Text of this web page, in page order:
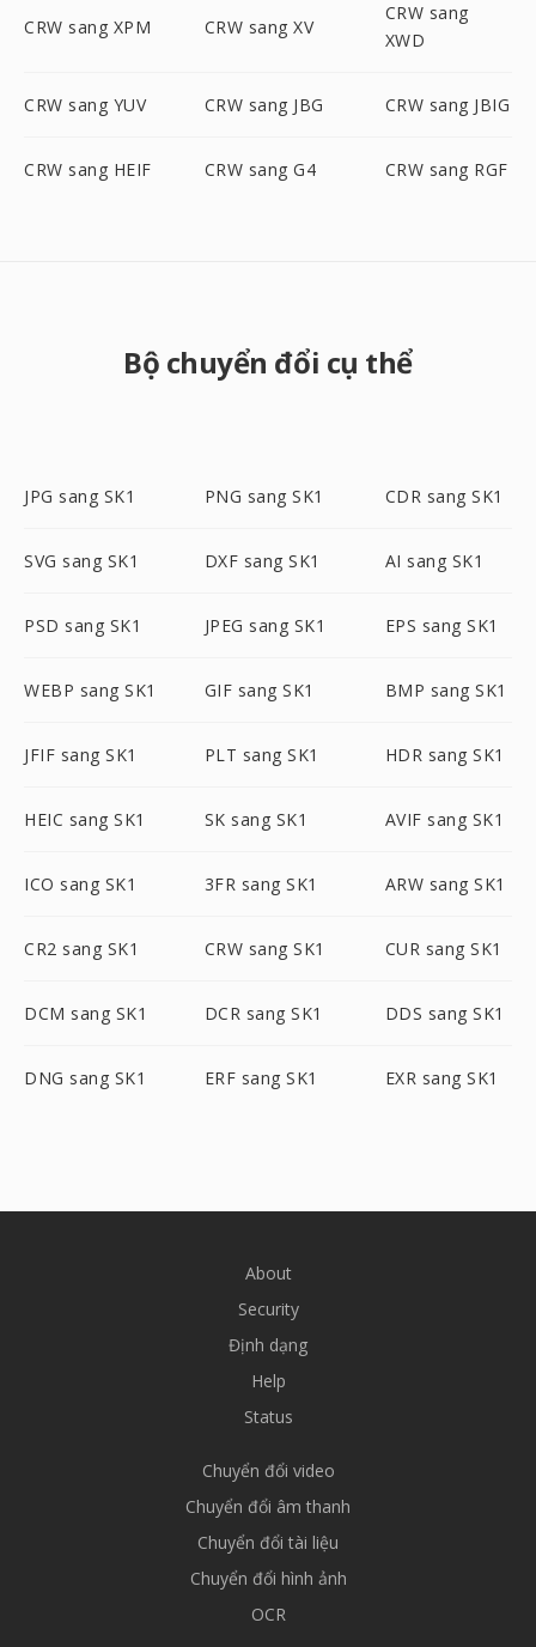
CRW sang XPM CRW sang XV
CRW sang
XWD
CRW sang YUV CRW sang JBG CRW sang JBIG
CRW sang HEIF CRW sang G4 CRW sang RGF
Bộ chuyển đổi cụ thể
JPG sang SK1 PNG sang SK1 CDR sang SK1
SVG sang SK1 DXF sang SK1 AI sang SK1
PSD sang SK1 JPEG sang SK1 EPS sang SK1
WEBP sang SK1 GIF sang SK1 BMP sang SK1
JFIF sang SK1 PLT sang SK1 HDR sang SK1
HEIC sang SK1 SK sang SK1 AVIF sang SK1
ICO sang SK1 3FR sang SK1 ARW sang SK1
CR2 sang SK1 CRW sang SK1 CUR sang SK1
DCM sang SK1 DCR sang SK1 DDS sang SK1
DNG sang SK1 ERF sang SK1 EXR sang SK1
About
Security
Định dạng
Help
Status
Chuyển đổi video
Chuyển đổi âm thanh
Chuyển đổi tài liệu
Chuyển đổi hình ảnh
OCR